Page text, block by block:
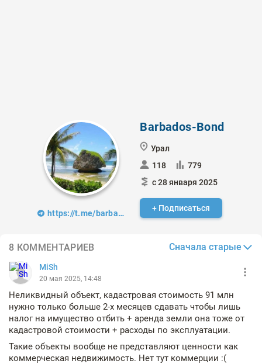
https://t.me/barbados_bond
Barbados-Bond
Урал
118
779
с 28 января 2025
+ Подписаться
8 КОММЕНТАРИЕВ Сначала старые
MiSh
20 мая 2025, 14:48
Неликвидный объект, кадастровая стоимость 91 млн
нужно только больше 2-х месяцев сдавать чтобы лишь
налог на имущество отбить + аренда земли она тоже от
кадастровой стоимости + расходы по эксплуатации.
Такие объекты вообще не представляют ценности как
коммерческая недвижимость. Нет тут коммерции :(